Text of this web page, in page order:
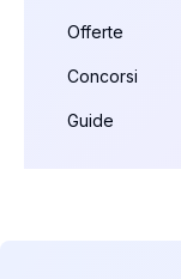
Offerte
Concorsi
Guide